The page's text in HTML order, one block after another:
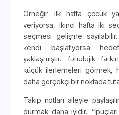
Örneğin ilk hafta çocuk
veriyorsa, ikinci hafta iki
seçmesi gelişme
kendi başlatıyorsa
yaklaşmıştır. fonolojik
küçük ilerlemeleri görmek,
daha gerçekçi bir noktada
Takip notları aileyle
durmak daha iyidir.